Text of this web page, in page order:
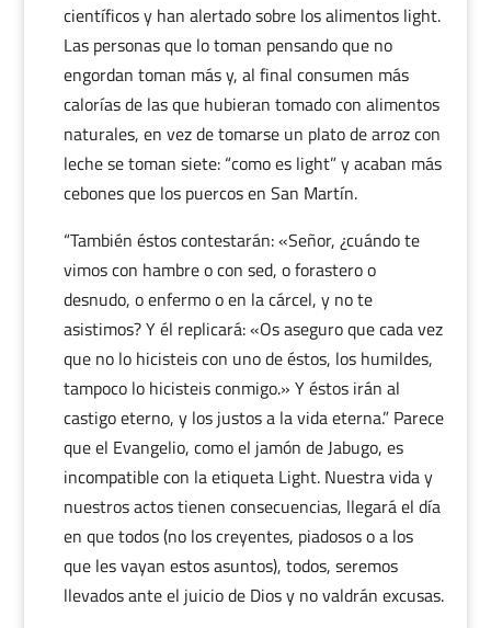
científicos y han alertado sobre los alimentos light.
Las personas que lo toman pensando que no
engordan toman más y, al final consumen más
calorías de las que hubieran tomado con alimentos
naturales, en vez de tomarse un plato de arroz con
leche se toman siete: “como es light” y acaban más
cebones que los puercos en San Martín.
“También éstos contestarán: «Señor, ¿cuándo te
vimos con hambre o con sed, o forastero o
desnudo, o enfermo o en la cárcel, y no te
asistimos? Y él replicará: «Os aseguro que cada vez
que no lo hicisteis con uno de éstos, los humildes,
tampoco lo hicisteis conmigo.» Y éstos irán al
castigo eterno, y los justos a la vida eterna.” Parece
que el Evangelio, como el jamón de Jabugo, es
incompatible con la etiqueta Light. Nuestra vida y
nuestros actos tienen consecuencias, llegará el día
en que todos (no los creyentes, piadosos o a los
que les vayan estos asuntos), todos, seremos
llevados ante el juicio de Dios y no valdrán excusas.